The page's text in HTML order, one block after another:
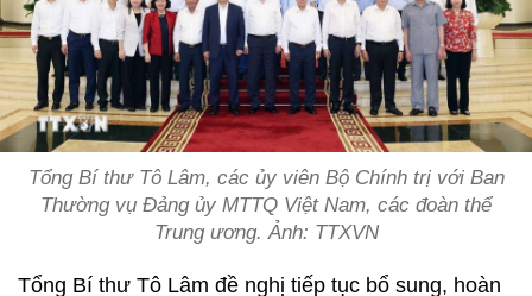
Tổng Bí thư Tô Lâm, các ủy viên Bộ Chính trị với Ban
Thường vụ Đảng ủy MTTQ Việt Nam, các đoàn thể
Trung ương. Ảnh: TTXVN
Tổng Bí thư Tô Lâm đề nghị tiếp tục bổ sung, hoàn